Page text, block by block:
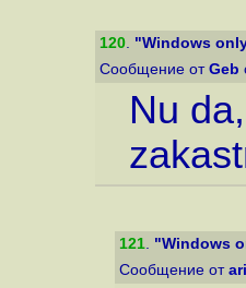
120. "Windows
Сообщение от Geb
Nu
121. "Windows
Сообщение от